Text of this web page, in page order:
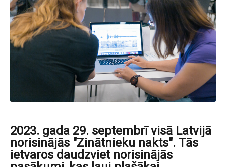
2023. gada 29. septembrī visā Latvijā
norisinājās "Zinātnieku nakts". Tās
ietvaros daudzviet norisinājās